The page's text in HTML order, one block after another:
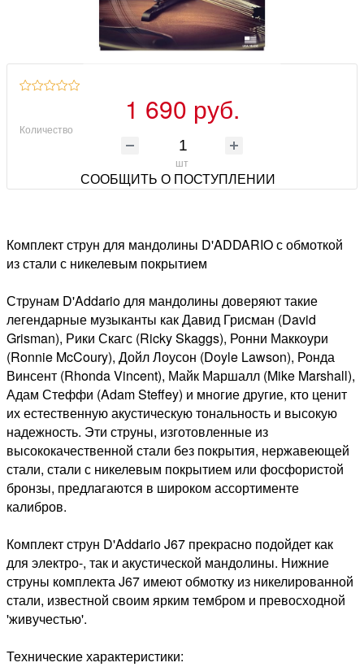
1 690 руб.
Количество
шт
СООБЩИТЬ О ПОСТУПЛЕНИИ
Комплект струн для мандолины D'ADDARIO с обмоткой
из стали с никелевым покрытием
Струнам D'Addario для мандолины доверяют такие
легендарные музыканты как Давид Грисман (David
Grisman), Рики Скагс (Ricky Skaggs), Ронни Маккоури
(Ronnie McCoury), Дойл Лоусон (Doyle Lawson), Ронда
Винсент (Rhonda Vincent), Майк Маршалл (Mike Marshall),
Адам Стеффи (Adam Steffey) и многие другие, кто ценит
их естественную акустическую тональность и высокую
надежность. Эти струны, изготовленные из
высококачественной стали без покрытия, нержавеющей
стали, стали с никелевым покрытием или фосфористой
бронзы, предлагаются в широком ассортименте
калибров.
Комплект струн D'Addario J67 прекрасно подойдет как
для электро-, так и акустической мандолины. Нижние
струны комплекта J67 имеют обмотку из никелированной
стали, известной своим ярким тембром и превосходной
'живучестью'.
Технические характеристики: